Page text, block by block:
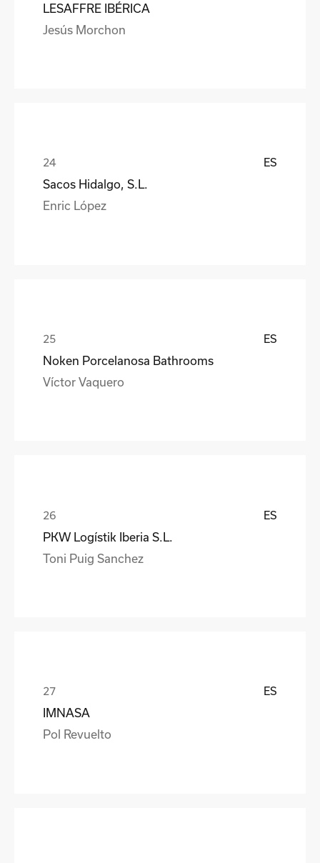
LESAFFRE IBÉRICA
Jesús Morchon
ES
Sacos Hidalgo, S.L.
Enric López
ES
Noken Porcelanosa Bathrooms
Víctor Vaquero
ES
PKW Logístik Iberia S.L.
Toni Puig Sanchez
ES
IMNASA
Pol Revuelto